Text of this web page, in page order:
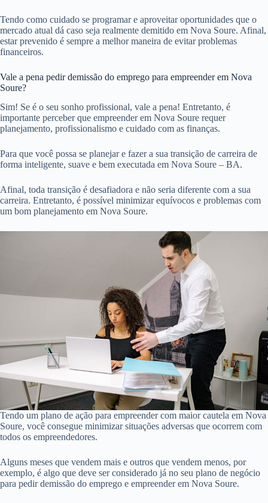
Tendo como cuidado se programar e aproveitar oportunidades que o
mercado atual dá caso seja realmente demitido em Nova Soure. Afinal,
estar prevenido é sempre a melhor maneira de evitar problemas
financeiros.
Vale a pena pedir demissão do emprego para empreender em Nova
Soure?
Sim! Se é o seu sonho profissional, vale a pena! Entretanto, é
importante perceber que empreender em Nova Soure requer
planejamento, profissionalismo e cuidado com as finanças.
Para que você possa se planejar e fazer a sua transição de carreira de
forma inteligente, suave e bem executada em Nova Soure – BA.
Afinal, toda transição é desafiadora e não seria diferente com a sua
carreira. Entretanto, é possível minimizar equívocos e problemas com
um bom planejamento em Nova Soure.
Tendo um plano de ação para empreender com maior cautela em Nova
Soure, você consegue minimizar situações adversas que ocorrem com
todos os empreendedores.
Alguns meses que vendem mais e outros que vendem menos, por
exemplo, é algo que deve ser considerado já no seu plano de negócio
para pedir demissão do emprego e empreender em Nova Soure.